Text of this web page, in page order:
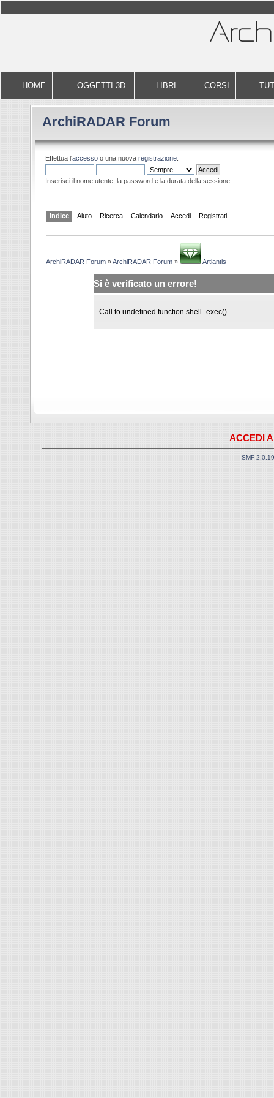
HOME OGGETTI 3D LIBRI CORSI
ArchiRADAR Forum
Effettua l'accesso o una nuova registrazione.
Inserisci il nome utente, la password e la durata della sessione.
Indice Aiuto Ricerca Calendario Accedi Registrati
ArchiRADAR Forum »ArchiRADAR Forum » Artlantis
Si è verificato un errore!
Call to undefined function shell_exec()
ACCEDI
SMF 2.0.19